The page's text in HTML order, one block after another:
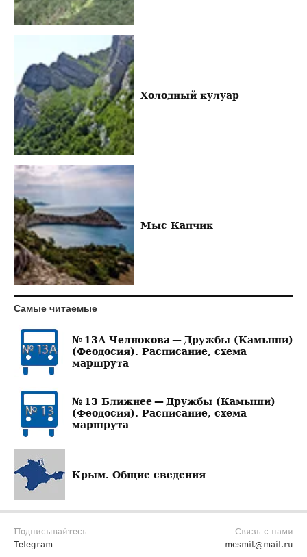
Холодный кулуар
Мыс Капчик
Самые читаемые
№ 13А Челнокова — Дружбы (Камыши)
(Феодосия). Расписание, схема
маршрута
№ 13 Ближнее — Дружбы (Камыши)
(Феодосия). Расписание, схема
маршрута
Крым. Общие сведения
Подписывайтесь
Telegram
Связь с нами
mesmit@mail.ru